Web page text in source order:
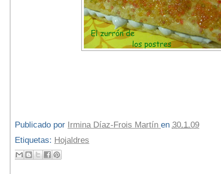
Publicado por Irmina Díaz-Frois Martín en 30.1.09
Etiquetas: Hojaldres